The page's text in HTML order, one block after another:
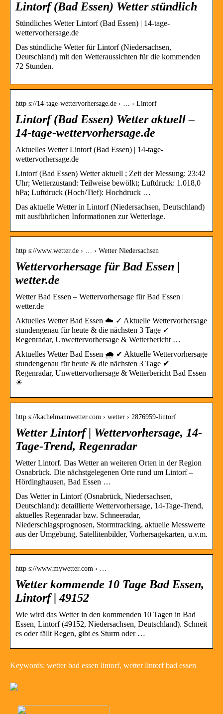
Lintorf (Bad Essen) Wetter stündlich
Stündliches Wetter Lintorf (Bad Essen) | 14-tage-
wettervorhersage.de
Das stündliche Wetter für Lintorf (Niedersachsen,
Deutschland) mit den Wetteraussichten für die kommenden
72 Stunden.
http s://14-tage-wettervorhersage.de › … › Lintorf
Lintorf (Bad Essen) Wetter aktuell –
14-tage-wettervorhersage.de
Aktuelles Wetter Lintorf (Bad Essen) | 14-tage-
wettervorhersage.de
Lintorf (Bad Essen) Wetter aktuell ; Zeit der Messung: 23:42
Uhr; Wetterzustand: Teilweise bewölkt; Luftdruck: 1.018,0
hPa; Luftdruck (Hoch/Tief): Hochdruck …
Das aktuelle Wetter in Lintorf (Niedersachsen, Deutschland)
mit ausführlichen Informationen zur Wetterlage.
http s://www.wetter.de › … › Wetter Niedersachsen
Wettervorhersage für Bad Essen |
wetter.de
Wetter Bad Essen – Wettervorhersage für Bad Essen |
wetter.de
Aktuelles Wetter Bad Essen ☁️ ✓ Aktuelle Wettervorhersage
stundengenau für heute & die nächsten 3 Tage ✓
Regenradar, Unwettervorhersage & Wetterbericht …
Aktuelles Wetter Bad Essen 🌧️ ✔ Aktuelle Wettervorhersage
stundengenau für heute & die nächsten 3 Tage ✔
Regenradar, Unwettervorhersage & Wetterbericht Bad Essen
☀
http s://kachelmannwetter.com › wetter › 2876959-lintorf
Wetter Lintorf | Wettervorhersage, 14-
Tage-Trend, Regenradar
Wetter Lintorf. Das Wetter an weiteren Orten in der Region
Osnabrück. Die nächstgelegenen Orte rund um Lintorf –
Hördinghausen, Bad Essen …
Das Wetter in Lintorf (Osnabrück, Niedersachsen,
Deutschland): detaillierte Wettervorhersage, 14-Tage-Trend,
aktuelles Regenradar bzw. Schneeradar,
Niederschlagsprognosen, Stormtracking, aktuelle Messwerte
aus der Umgebung, Satellitenbilder, Vorhersagekarten, u.v.m.
http s://www.mywetter.com › …
Wetter kommende 10 Tage Bad Essen,
Lintorf | 49152
Wie wird das Wetter in den kommenden 10 Tagen in Bad
Essen, Lintorf (49152, Niedersachsen, Deutschland). Schneit
es oder fällt Regen, gibt es Sturm oder …
Keywords: wetter bad essen lintorf, wetter lintorf bad essen